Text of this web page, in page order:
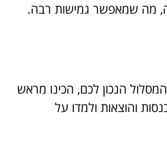
מה שמאפשר גמישות רבה.
הנכון לכם, הכינו מראש
והוצאות ולמדו על